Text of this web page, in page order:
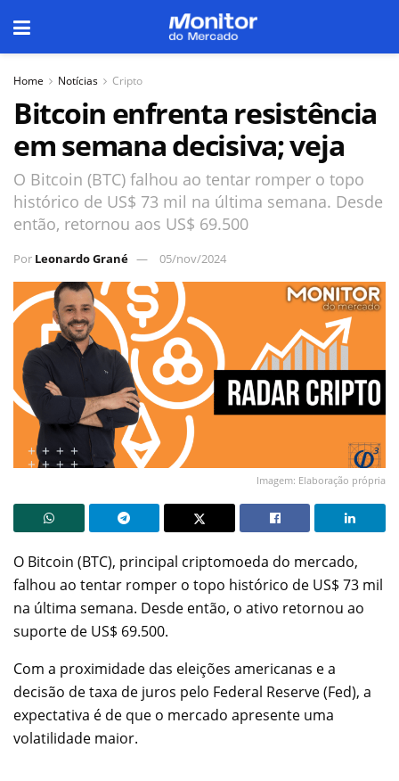
Home Notícias Cripto
Bitcoin enfrenta resistência
em semana decisiva; veja
O Bitcoin (BTC) falhou ao tentar romper o topo
histórico de US$ 73 mil na última semana. Desde
então, retornou aos US$ 69.500
Por Leonardo Grané 05/nov/2024
Imagem: Elaboração própria
O Bitcoin (BTC), principal criptomoeda do mercado,
falhou ao tentar romper o topo histórico de US$ 73 mil
na última semana. Desde então, o ativo retornou ao
suporte de US$ 69.500.
Com a proximidade das eleições americanas e a
decisão de taxa de juros pelo Federal Reserve (Fed), a
expectativa é de que o mercado apresente uma
volatilidade maior.